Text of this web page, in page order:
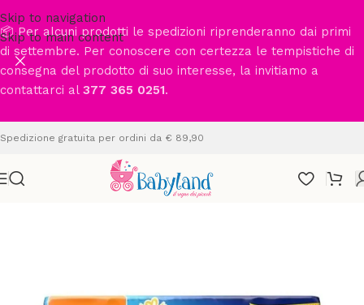
Skip to navigation
Skip to main content
📦 Per alcuni prodotti le spedizioni riprenderanno dai primi
di settembre. Per conoscere con certezza le tempistiche di
consegna del prodotto di suo interesse, la invitiamo a
contattarci al 377 365 0251.
Spedizione gratuita per ordini da € 89,90